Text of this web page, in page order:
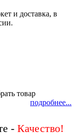
и доставка, в
товар
подробнее...
-